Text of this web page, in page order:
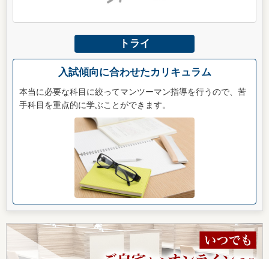
トライ
入試傾向に合わせたカリキュラム
本当に必要な科目に絞ってマンツーマン指導を行うので、苦
手科目を重点的に学ぶことができます。